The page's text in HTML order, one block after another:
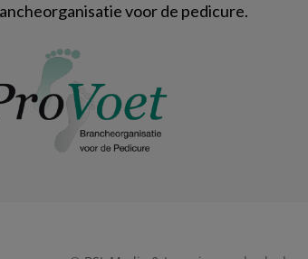
voor de pedicure.